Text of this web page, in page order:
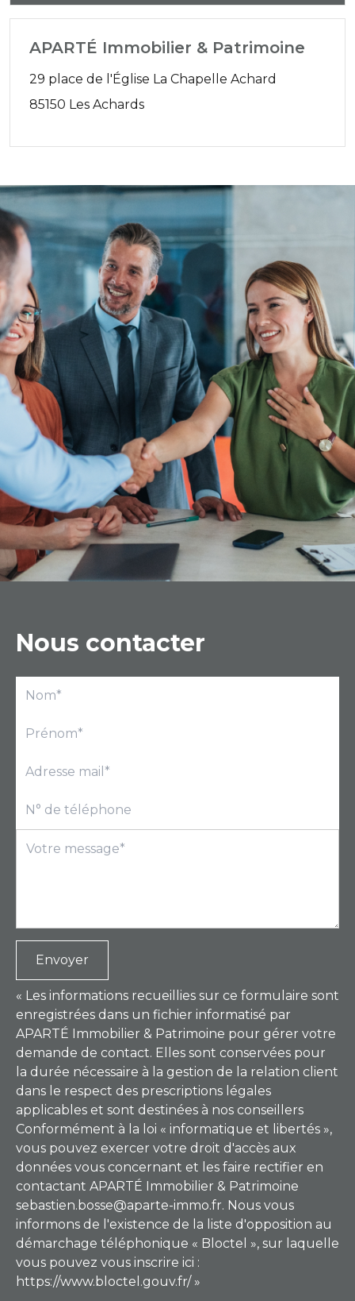
APARTÉ Immobilier & Patrimoine
29 place de l'Église La Chapelle Achard
85150 Les Achards
Nous contacter
Envoyer
« Les informations recueillies sur ce formulaire sont
enregistrées dans un fichier informatisé par
APARTÉ Immobilier & Patrimoine pour gérer votre
demande de contact. Elles sont conservées pour
la durée nécessaire à la gestion de la relation client
dans le respect des prescriptions légales
applicables et sont destinées à nos conseillers
Conformément à la loi « informatique et libertés »,
vous pouvez exercer votre droit d'accès aux
données vous concernant et les faire rectifier en
contactant APARTÉ Immobilier & Patrimoine
sebastien.bosse@aparte-immo.fr. Nous vous
informons de l'existence de la liste d'opposition au
démarchage téléphonique « Bloctel », sur laquelle
vous pouvez vous inscrire ici :
https://www.bloctel.gouv.fr/ »